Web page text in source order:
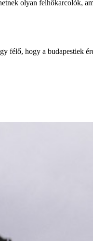
olyan felhőkarcolók,
félő, hogy a budapestiek